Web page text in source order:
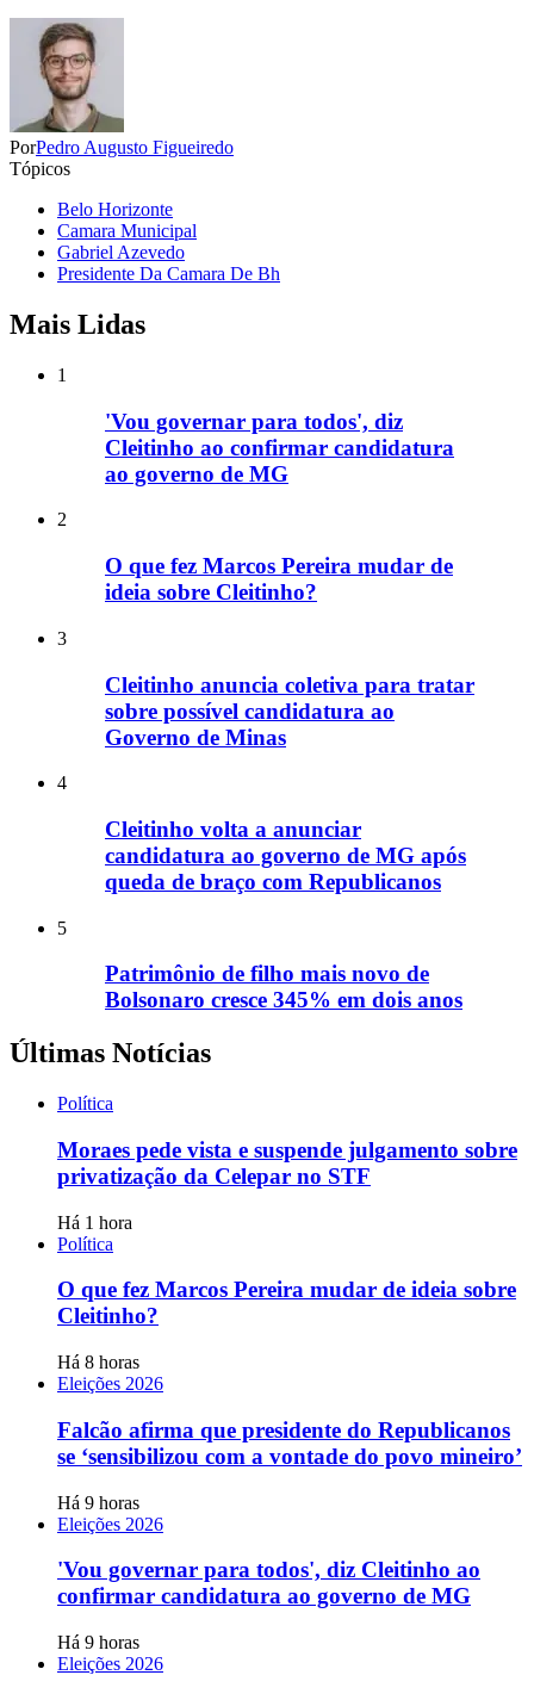
PorPedro Augusto Figueiredo
Tópicos
Belo Horizonte
Camara Municipal
Gabriel Azevedo
Presidente Da Camara De Bh
Mais Lidas
1
'Vou governar para todos', diz
Cleitinho ao confirmar candidatura
ao governo de MG
2
O que fez Marcos Pereira mudar de
ideia sobre Cleitinho?
3
Cleitinho anuncia coletiva para tratar
sobre possível candidatura ao
Governo de Minas
4
Cleitinho volta a anunciar
candidatura ao governo de MG após
queda de braço com Republicanos
5
Patrimônio de filho mais novo de
Bolsonaro cresce 345% em dois anos
Últimas Notícias
Política
Moraes pede vista e suspende julgamento sobre
privatização da Celepar no STF
Há 1 hora
Política
O que fez Marcos Pereira mudar de ideia sobre
Cleitinho?
Há 8 horas
Eleições 2026
Falcão afirma que presidente do Republicanos
se ‘sensibilizou com a vontade do povo mineiro’
Há 9 horas
Eleições 2026
'Vou governar para todos', diz Cleitinho ao
confirmar candidatura ao governo de MG
Há 9 horas
Eleições 2026